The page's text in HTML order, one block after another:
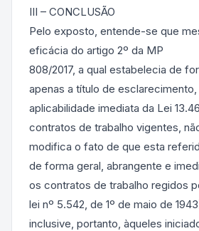
III – CONCLUSÃO
Pelo exposto, entende-se que
eficácia do artigo 2º da MP
808/2017, a qual estabelecia de
apenas a título de esclarecimento,
aplicabilidade imediata da Lei
contratos de trabalho vigentes,
modifica o fato de que esta
de forma geral, abrangente e
os contratos de trabalho regidos
lei nº 5.542, de 1º de maio de
inclusive, portanto, àqueles